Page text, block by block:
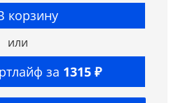
корзину
или
за 1315 ₽